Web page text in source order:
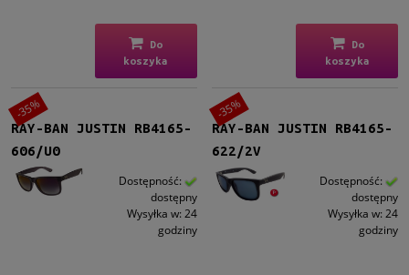
(25)
Tak
Gwarancja
24 miesiące
Do
koszyka
Do
koszyka
RAY-BAN JUSTIN RB4165-
606/U0
Dostępność:
dostępny
Wysyłka w: 24
godziny
-35%
RAY-BAN JUSTIN RB4165-
622/2V
Dostępność:
dostępny
Wysyłka w: 24
godziny
-35%